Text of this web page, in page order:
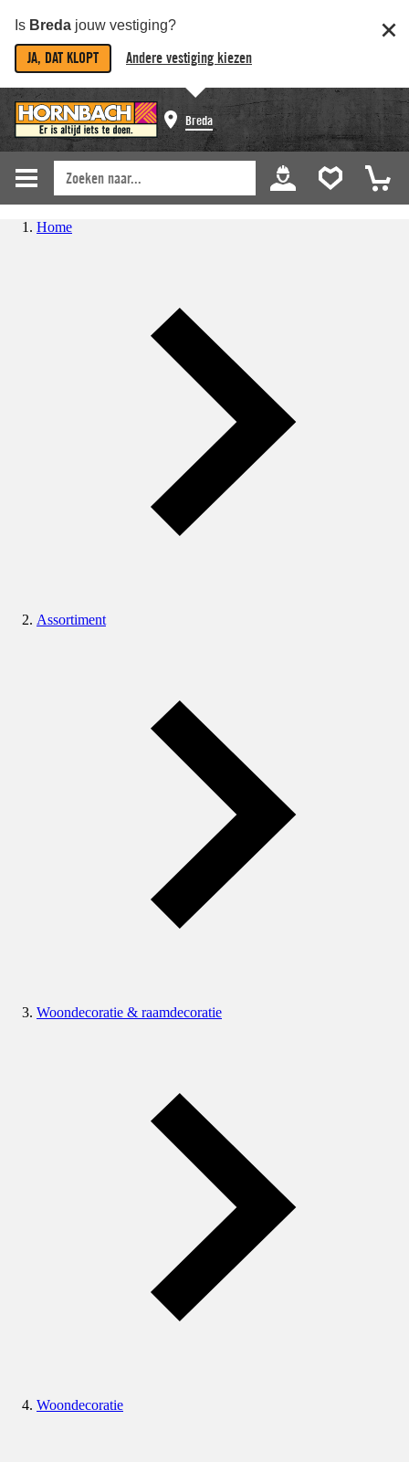
Is Breda jouw vestiging?
JA, DAT KLOPT Andere vestiging kiezen
Breda
Home
Assortiment
Woondecoratie & raamdecoratie
Woondecoratie